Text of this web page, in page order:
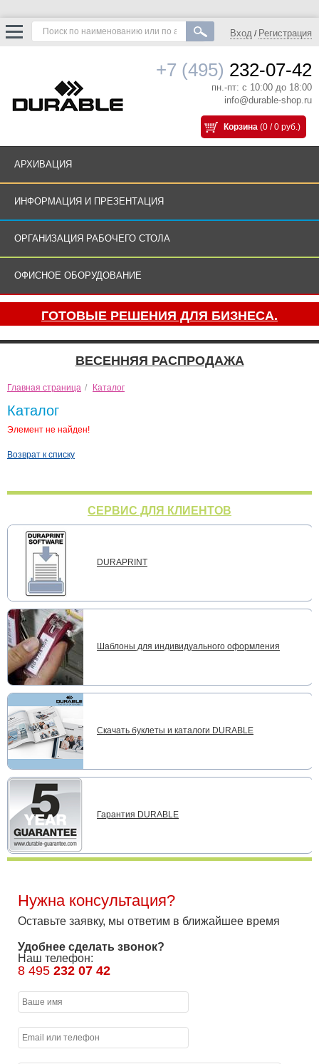
Вход / Регистрация
+7 (495) 232-07-42
пн.-пт: с 10:00 до 18:00
info@durable-shop.ru
Корзина (0 / 0 руб.)
АРХИВАЦИЯ
ИНФОРМАЦИЯ И ПРЕЗЕНТАЦИЯ
ОРГАНИЗАЦИЯ РАБОЧЕГО СТОЛА
ОФИСНОЕ ОБОРУДОВАНИЕ
ГОТОВЫЕ РЕШЕНИЯ ДЛЯ БИЗНЕСА.
ВЕСЕННЯЯ РАСПРОДАЖА
Главная страница / Каталог
Каталог
Элемент не найден!
Возврат к списку
СЕРВИС ДЛЯ КЛИЕНТОВ
DURAPRINT
Шаблоны для индивидуального оформления
Скачать буклеты и каталоги DURABLE
Гарантия DURABLE
Нужна консультация?
Оставьте заявку, мы ответим в ближайшее время
Удобнее сделать звонок?
Наш телефон:
8 495 232 07 42